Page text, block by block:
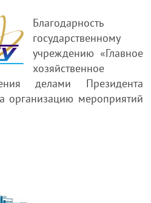
Благодарность
государственному
учреждению «Главное
хозяйственное
делами Президента
организацию мероприятий